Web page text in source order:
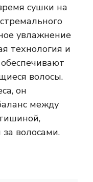
сушки на
увлажнение
технология и
волосы.
он
между
волосами.